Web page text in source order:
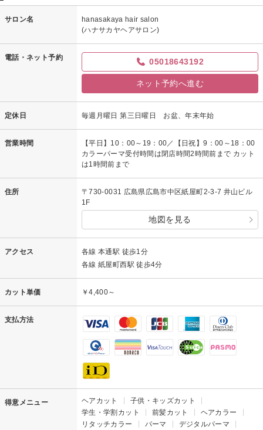
サロン名
hanasakaya hair salon
(ハナサカヤヘアサロン)
電話・ネット予約 05018643192
ネット予約へ進む
定休日 毎週月曜日 第三日曜日 お盆、年末年始
営業時間
【平日】10：00～19：00／【日祝】9：00～18：00
カラーパーマ受付時間は閉店時間2時間前まで カット
は1時間前まで
住所
〒730-0031 広島県広島市中区紙屋町2-3-7 井山ビル
1F
地図を見る
アクセス
各線 本通駅 徒歩1分
各線 紙屋町西駅 徒歩4分
カット単価 ￥4,400～
支払方法
得意メニュー ヘアカット
子供・キッズカット
学生・学割カット
前髪カット
ヘアカラー
リタッチカラー
パーマ
デジタルパーマ